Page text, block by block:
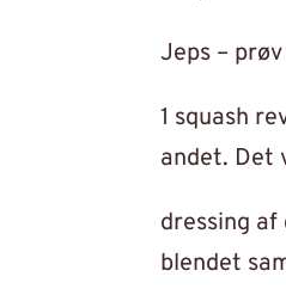
Jeps –
1 squash
andet. Det
dressing
blendet